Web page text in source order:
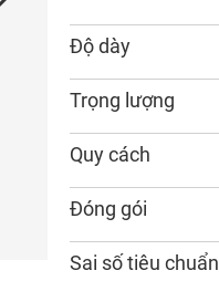
Độ dày
Trọng lượng
Quy cách
Đóng gói
Sai số tiêu chuẩn